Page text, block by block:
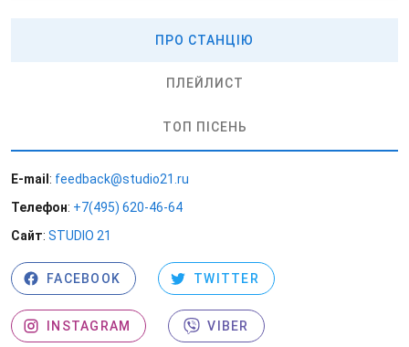
ПРО СТАНЦІЮ
ПЛЕЙЛИСТ
ТОП ПІСЕНЬ
E-mail : feedback@studio21.ru
Телефон: +7(495) 620-46-64
Сайт: STUDIO 21
FACEBOOK TWITTER
INSTAGRAM VIBER